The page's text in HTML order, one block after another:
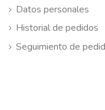
Datos personales
Historial de pedidos
Seguimiento de